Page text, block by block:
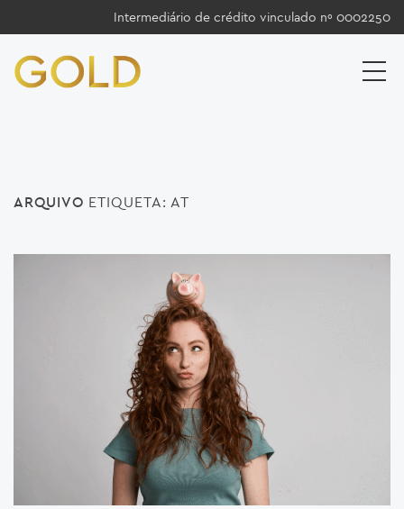
Intermediário de crédito vinculado nº 0002250
ARQUIVO ETIQUETA: AT